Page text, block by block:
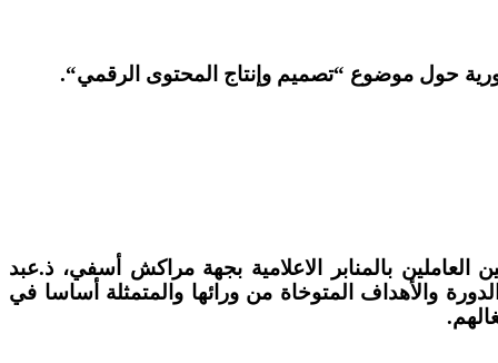
حول موضوع “تصميم وإنتاج المحتوى الرقمي“.
العاملين بالمنابر الاعلامية بجهة مراكش أسفي، ذ.عبد
والأهداف المتوخاة من ورائها والمتمثلة أساسا في
.